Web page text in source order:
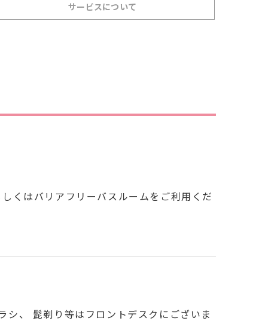
サービスについて
くはバリアフリーバスルームをご利用くだ
シ、 髭剃り等はフロントデスクにございま